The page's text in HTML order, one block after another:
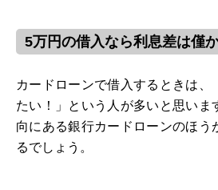
5万円の借入なら利息差は僅
カードローンで借入するときは、
たい！」という人が多いと思いま
向にある銀行カードローンのほう
るでしょう。